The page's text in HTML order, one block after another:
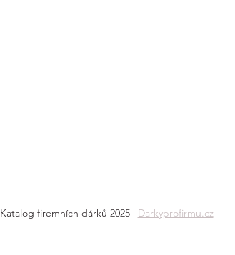
Katalog firemních dárků 2025 | Darkyprofirmu.cz